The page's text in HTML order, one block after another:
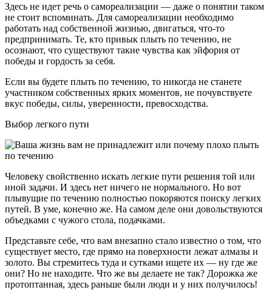
Здесь не идет речь о самореализации — даже о понятии таком
не стоит вспоминать. Для самореализации необходимо
работать над собственной жизнью, двигаться, что-то
предпринимать. Те, кто привык плыть по течению, не
осознают, что существуют такие чувства как эйфория от
победы и гордость за себя.
Если вы будете плыть по течению, то никогда не станете
участником собственных ярких моментов, не почувствуете
вкус победы, силы, уверенности, превосходства.
Выбор легкого пути
Человеку свойственно искать легкие пути решения той или
иной задачи. И здесь нет ничего не нормального. Но вот
плывущие по течению полностью покоряются поиску легких
путей. В уме, конечно же. На самом деле они довольствуются
объедками с чужого стола, подачками.
Представьте себе, что вам внезапно стало известно о том, что
существует место, где прямо на поверхности лежат алмазы и
золото. Вы стремитесь туда и сутками ищете их — ну где же
они? Но не находите. Что же вы делаете не так? Дорожка же
протоптанная, здесь раньше были люди и у них получилось!